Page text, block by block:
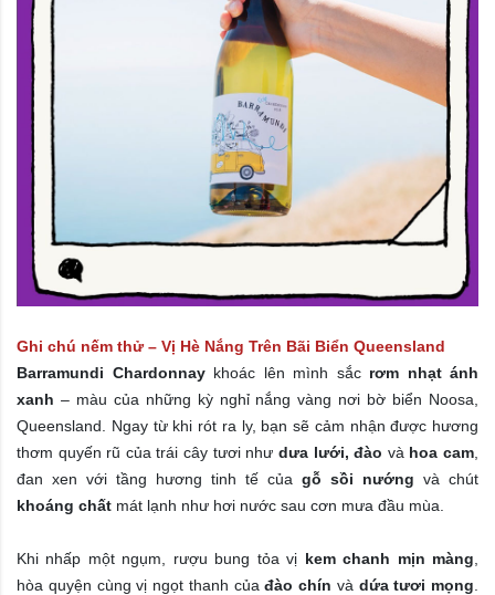
Ghi chú nếm thử – Vị Hè Nắng Trên Bãi Biển Queensland
Barramundi Chardonnaykhoác lên mình sắc rơm nhạt ánh
xanh – màu của những kỳ nghỉ nắng vàng nơi bờ biển Noosa,
Queensland. Ngay từ khi rót ra ly, bạn sẽ cảm nhận được hương
thơm quyến rũ của trái cây tươi như dưa lưới, đào và hoa cam
đan xen với tầng hương tinh tế của gỗ sồi nướng và chút
khoáng chất mát lạnh như hơi nước sau cơn mưa đầu mùa.
Khi nhấp một ngụm, rượu bung tỏa vị kem chanh mịn màng
hòa quyện cùng vị ngọt thanh củađào chín và dứa tươi mọng